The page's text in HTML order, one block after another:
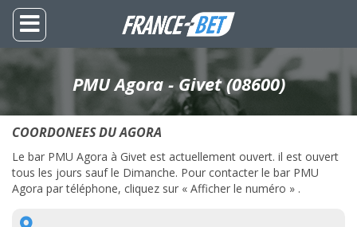
PMU Agora - Givet (08600)
COORDONEES DU AGORA
Le bar PMU Agora à Givet est actuellement ouvert. il est ouvert
tous les jours sauf le Dimanche. Pour contacter le bar PMU
Agora par téléphone, cliquez sur « Afficher le numéro » .